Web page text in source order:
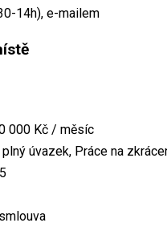
14h), e-mailem
000 Kč / měsíc
plný úvazek, Práce na